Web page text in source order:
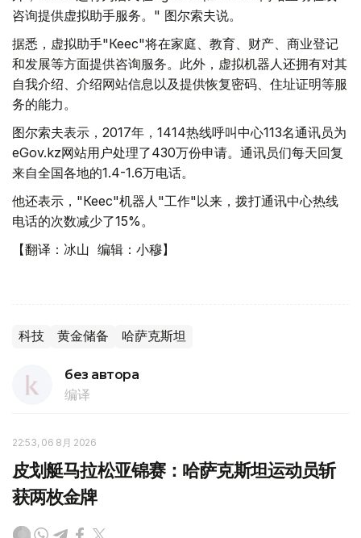
咨询提供虚拟助手服务。" 图尔索夫说。
据悉，虚拟助手"Кеңес"将在家庭、教育、财产、商业登记
和发展等方面提供咨询服务。此外，虚拟机器人还拥有对其
自我介绍、介绍网站信息以及提供恢复密码、住址证明等服
务的能力。
图尔索夫表示，2017年，1414热线呼叫中心113名通讯员为
eGov.kz网站用户处理了430万份申请。通讯员们每天回复
来自全国各地的1.4-1.6万电话。
他还表示，"Кеңес"机器人"工作"以来，拨打通讯中心热线
电话的次数减少了15%。
【翻译：冰山 编辑：小穆】
科技 黄金储备 哈萨克斯坦
без автора
编译
22:53, 06 8月 2026
皮划艇马拉松亚锦赛：哈萨克斯坦运动员斩
获两枚金牌